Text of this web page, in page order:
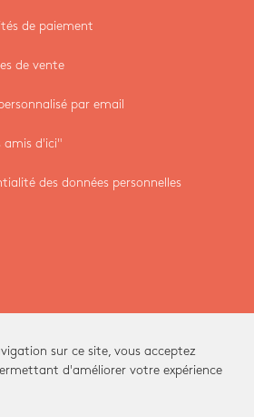
de paiement
de vente
par email
amis d'ici"
des données personnelles
sur ce site, vous acceptez
d'améliorer votre expérience